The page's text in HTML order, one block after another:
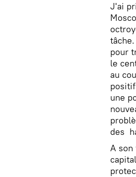
J'ai
pour
le
au
une
des
A